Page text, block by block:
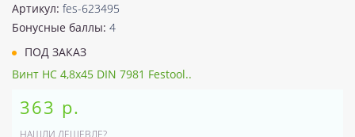
Артикул: fes-623495
Бонусные баллы: 4
ПОД ЗАКАЗ
Винт HC 4,8x45 DIN 7981 Festool..
363 р.
НАШЛИ ДЕШЕВЛЕ?